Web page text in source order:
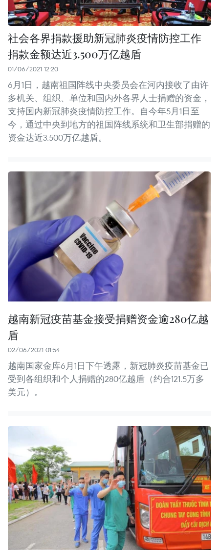
社会各界捐款援助新冠肺炎疫情防控工作
捐款金额达近3.500万亿越盾
01/06/2021 12:20
6月1日，越南祖国阵线中央委员会在河内接收了由许
多机关、组织、单位和国内外各界人士捐赠的资金，
支持国内新冠肺炎疫情防控工作。自今年5月1日至
今，通过中央到地方的祖国阵线系统和卫生部捐赠的
资金达近3.500万亿越盾。
越南新冠疫苗基金接受捐赠资金逾280亿越
盾
02/06/2021 01:54
越南国家金库6月1日下午透露，新冠肺炎疫苗基金已
受到各组织和个人捐赠的280亿越盾（约合121.5万多
美元）。